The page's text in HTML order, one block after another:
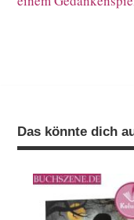
Das könnte dich